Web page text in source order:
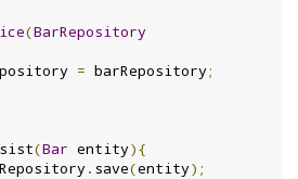
(BarRepository
= barRepository;
(Bar entity){
. save(entity);